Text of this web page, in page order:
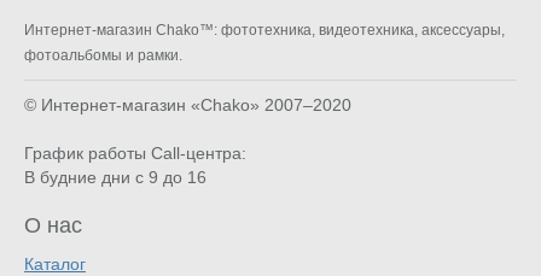
Интернет-магазин Chako™: фототехника, видеотехника, аксессуары,
фотоальбомы и рамки.
© Интернет-магазин «Chako» 2007–2020
График работы Call-центра:
В будние дни с 9 до 16
О нас
Каталог